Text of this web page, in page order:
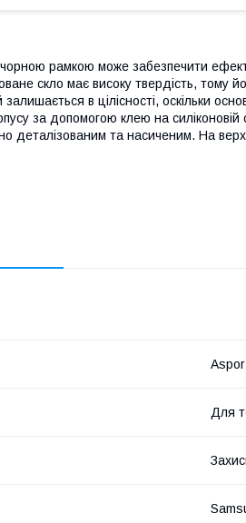
рамкою може забезпечити
скло має високу твердість, тому
в цілісності, оскільки
за допомогою клею на
деталізованим та насиченим. На
Aspor
Для